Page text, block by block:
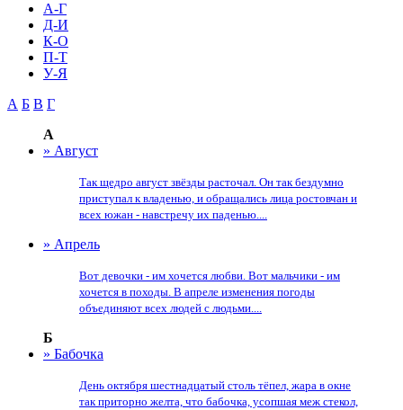
А-Г
Д-И
К-О
П-Т
У-Я
А Б В Г
А
» Август
Так щедро август звёзды расточал. Он так бездумно
приступал к владенью, и обращались лица ростовчан и
всех южан - навстречу их паденью....
» Апрель
Вот девочки - им хочется любви. Вот мальчики - им
хочется в походы. В апреле изменения погоды
объединяют всех людей с людьми....
Б
» Бабочка
День октября шестнадцатый столь тёпел, жара в окне
так приторно желта, что бабочка, усопшая меж стекол,